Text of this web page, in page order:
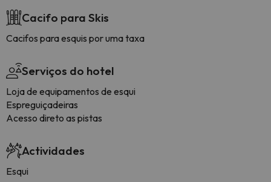
Cacifo para Skis
Cacifos para esquis por uma taxa
Serviços do hotel
Loja de equipamentos de esqui
Espreguiçadeiras
Acesso direto as pistas
Actividades
Esqui